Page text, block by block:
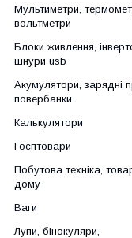
Мультиметри,
вольтметри
Блоки живлення,
шнури usb
Акумулятори, зарядні
повербанки
Калькулятори
Госптовари
Побутова техніка,
дому
Ваги
Лупи, бінокуляри,